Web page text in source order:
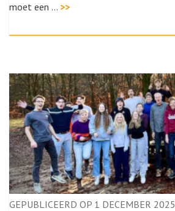
moet een … >>
GEPUBLICEERD OP 1 DECEMBER 2025